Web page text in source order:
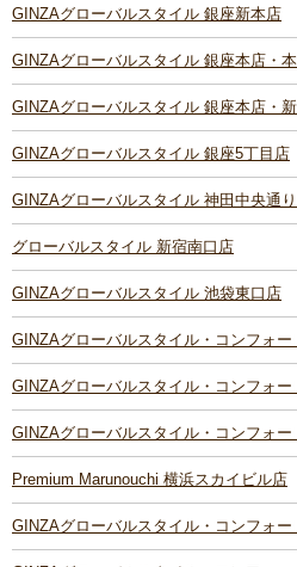
GINZAグローバルスタイル 銀座新本店
GINZAグローバルスタイル 銀座本店・
GINZAグローバルスタイル 銀座本店・
GINZAグローバルスタイル 銀座5丁目店
GINZAグローバルスタイル 神田中央通
グローバルスタイル 新宿南口店
GINZAグローバルスタイル 池袋東口店
GINZAグローバルスタイル・コンフォー
GINZAグローバルスタイル・コンフォ
GINZAグローバルスタイル・コンフォ
Premium Marunouchi 横浜スカイビル店
GINZAグローバルスタイル・コンフォ